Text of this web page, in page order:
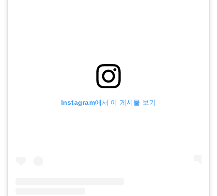
Instagram에서 이 게시물 보기